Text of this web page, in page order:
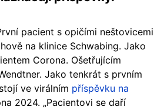
pacient s opičími neštovicemi
na klinice Schwabing. Jako
Corona. Ošetřujícím
Jako tenkrát s prvním
ve virálním příspěvku na
2024. „Pacientovi se daří